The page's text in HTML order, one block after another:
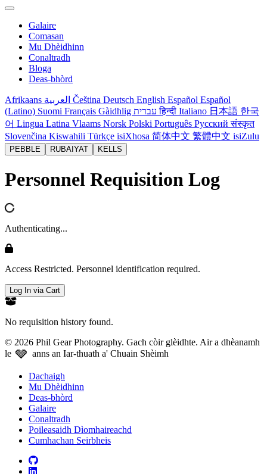
Galaire
Comasan
Mu Dhèidhinn
Conaltradh
Bloga
Deas-bhòrd
Afrikaans Čeština Deutsch English Español Español
(Latino) Suomi Français Gàidhlig עבריתहिन्दी Italiano 日本語 한국
어 Lingua Latina Vlaams Norsk Polski Português Русскийसंस्कृत
Slovenčina Kiswahili Türkçe isiXhosa 简体中文 繁體中文 isiZulu
PEBBLE RUBAIYAT KELLS
Personnel Requisition Log
Authenticating...
Access Restricted. Personnel identification required.
Log In via Cart
No requisition history found.
© 2026 Phil Gear Photography. Gach còir glèidhte. Air a dhèanamh
le 🩶 anns an Iar-thuath a' Chuain Shèimh
Dachaigh
Mu Dhèidhinn
Deas-bhòrd
Galaire
Conaltradh
Poileasaidh Dìomhaireachd
Cumhachan Seirbheis